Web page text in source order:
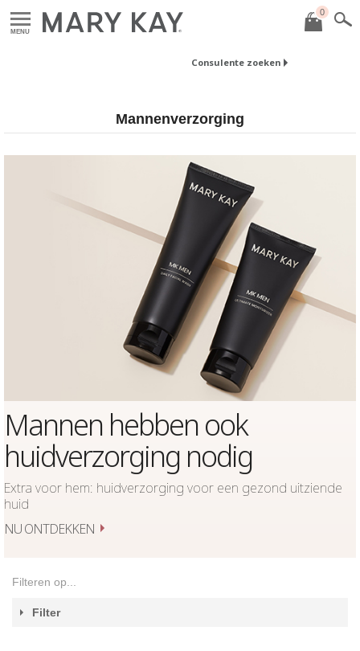
MENU
0
Consulente zoeken
Mannenverzorging
Mannen hebben ook
huidverzorging nodig
Extra voor hem: huidverzorging voor een gezond uitziende
huid
NU ONTDEKKEN
Filteren op...
Filter